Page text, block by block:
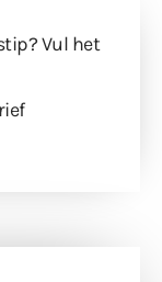
Vul het